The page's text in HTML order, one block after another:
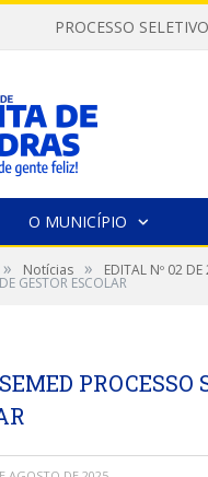
PROCESSO
O MUNICÍPIO
» Notícias » EDITAL Nº 02
GESTOR ESCOLAR
PROCESSO